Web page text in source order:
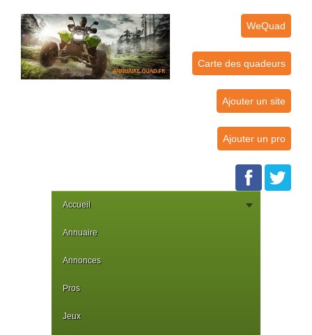
WeQuad
Carte des quadeurs
Ajouter un site
Ajouter un pro
Accueil
Annuaire
Annonces
Pros
Jeux